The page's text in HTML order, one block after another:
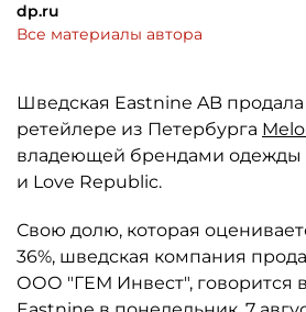
dp.ru
Все материалы автора
Шведская Eastnine AB
ретейлере из Петербурга
владеющей брендами одежды
и Love Republic.
Свою долю, которая
36%, шведская компания
ООО "ГЕМ Инвест", говорится